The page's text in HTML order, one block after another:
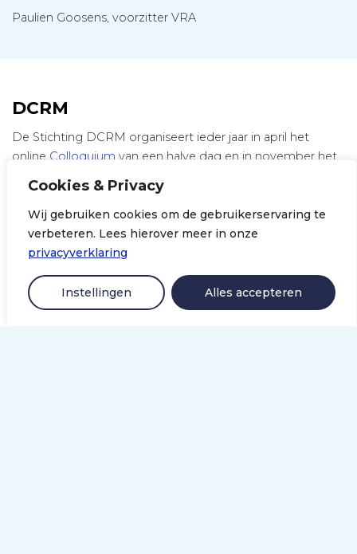
Cookies & Privacy
Wij gebruiken cookies om de gebruikerservaring te
verbeteren. Lees hierover meer in onze
privacyverklaring
Instellingen Alles accepteren
Paulien Goosens, voorzitter VRA
DCRM
De Stichting DCRM organiseert ieder jaar in april het
online Colloquium van een halve dag en in november het
Medicine) op een centrale locatie in Nederland.
De Stichting DCRM is bestuurlijk verbonden met
Nederlandse Vereniging van Revalidatieartsen
wel bekend als Netherlands Society of Rehabilitation
wetenschappelijke vereniging van artsen die als
revalidatiearts zijn ingeschreven in het register van de